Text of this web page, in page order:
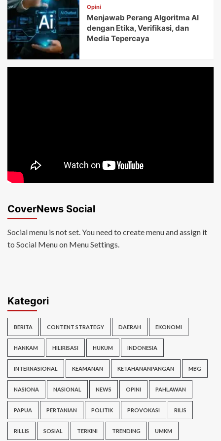
Opini
Menjawab Perang Algoritma AI
dengan Etika, Verifikasi, dan
Media Tepercaya
CoverNews Social
Social menu is not set. You need to create menu and assign it
to Social Menu on Menu Settings.
Kategori
BERITA CONTENT STRATEGY DAERAH EKONOMI
HANKAM HILIRISASI HUKUM INDONESIA
INTERNASIONAL KEAMANAN KETAHANANPANGAN MBG
NASIONA NASIONAL NEWS OPINI PAHLAWAN
PAPUA PERTANIAN POLITIK PROVOKASI RILIS
RILLIS SOSIAL TERKINI TRENDING UMKM